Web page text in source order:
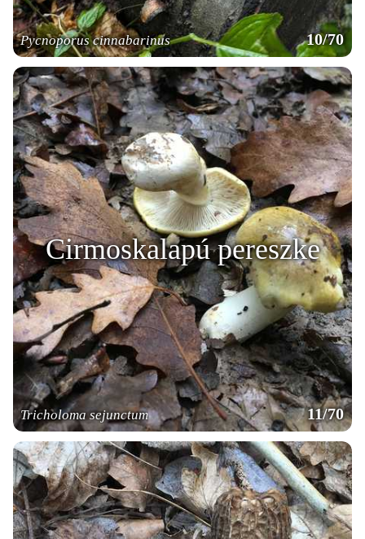
Pycnoporus cinnabarinus 10/70
Cirmoskalapú pereszke
Tricholoma sejunctum 11/70